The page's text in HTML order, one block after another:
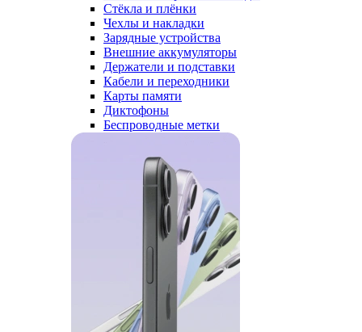
Стёкла и плёнки
Чехлы и накладки
Зарядные устройства
Внешние аккумуляторы
Держатели и подставки
Кабели и переходники
Карты памяти
Диктофоны
Беспроводные метки